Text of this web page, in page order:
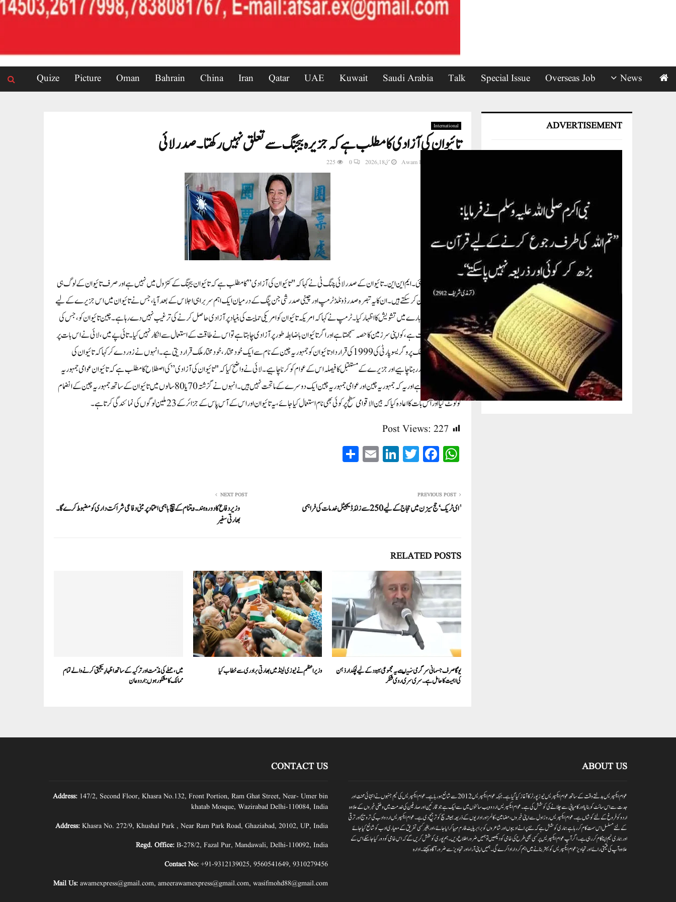
News
Overseas Job
Special Issue
Talk
Saudi Arabia
Kuwait
UAE
Qatar
Iran
China
Bahrain
Oman
Picture
Quize
International
تائیوان کی آزادی کا مطلب ہے کہ جزیرہ بیجنگ سے تعلق نہیں رکھتا۔ صدر لائی
Awam Express News مئی 18, 2026 0
225
تائی پے۔ 18؍ مئی۔ ایم این این۔تائیوان کے صدر لائی چنگ ٹی نے کہا کہ "تائیوان کی آزادی” کا مطلب ہے کہ تائیوان بیجنگ کے کنٹرول میں نہیں ہے اور صرف تائیوان کے لوگ ہی
اپنے مستقبل کا تعین کر سکتے ہیں۔ ان کا یہ تبصرہ صدر ڈونلڈ ٹرمپ اور چینی صدر شی جن پنگ کے درمیان ایک اہم سربراہی اجلاس کے بعد آیا، جس نے تائیوان میں اس جزیرے کے لیے
امریکی حمایت کے بارے میں تشویش کا اظہار کیا۔ ٹرمپ نے کہا کہ امریکہ تائیوان کو امریکی حمایت کی بنیاد پر آزادی حاصل کرنے کی ترغیب نہیں دے رہا ہے۔چین تائیوان کو، جس کی
اپنی جمہوری حکومت ہے، کو اپنی سرزمین کا حصہ سمجھتا ہے اور اگر تائیوان باضابطہ طور پر آزادی چاہتا ہے تو اس نے طاقت کے استعمال سے انکار نہیں کیا۔ تائی پے میں، لائی نے اس بات پر
زور دیا کہ ڈیموکریٹک پروگریسو پارٹی کی 1999 کی قرارداد تائیوان کو جمہوریہ چین کے نام سے ایک خودمختار، خود مختار ملک قرار دیتی ہے۔ انہوں نے زور دے کر کہا کہ تائیوان کی
خودمختاری کو برقرار رہنا چاہیے اور جزیرے کے مستقبل کا فیصلہ اس کے عوام کو کرنا چاہیے۔لائی نے واضح کیا کہ "تائیوان کی آزادی” کی اصطلاح کا مطلب ہے کہ تائیوان عوامی جمہوریہ
چین کا حصہ نہیں ہے اور یہ کہ جمہوریہ چین اور عوامی جمہوریہ چین ایک دوسرے کے ماتحت نہیں ہیں۔ انہوں نے گزشتہ 70 یا 80 سالوں میں تائیوان کے ساتھ جمہوریہ چین کے انضمام
کو نوٹ کیا اور اس بات کا اعادہ کیا کہ بین الاقوامی سطح پر کوئی بھی نام استعمال کیا جائے، یہ تائیوان اور اس کے آس پاس کے جزائر کے 23 ملین لوگوں کی نمائندگی کرتا ہے۔
Post Views: 227
W
ha
A
pp
Fa
ce
ok
T
wi
r
Li
nk
In
E
m
PREVIOUS POST
’ای ٹریک‘ حج سیزن میں حجاج کے لیے 250 سے زائد ڈیجیٹل خدمات کی فراہمی
NEXT POST
وزیر دفاع کا دورہ ہند۔ ویتنام کے بیچ باہمی اعتماد پر مبنی دفاعی شراکت داری کو مضبوط کرے گا۔
بھارتی سفیر
RELATED POSTS
یوگا صرف جسمانی سرگرمی نہیںہے یہ مجموعی بہبود کے لیے لچکدار ذہن
کی اہمیت کا حامل ہے ۔ سری سری روی شنکر
وزیر اعظم نے نیوزی لینڈ میں بھارتی برادری سے خطاب کیا
میں، حملے کی مذّمت اور ترکیہ کے ساتھ اظہارِ یکجہتی کرنے والے تمام
ممالک کا مشکور ہوں: اردوعان
ADVERTISEMENT
ABOUT US
عوام ایکسپریس بدلتے وقت کے ساتھ عوام ایکسپریس نیوز پورٹر کا آغاز کیا گیا ہے۔جبکہ عوام ایکسپریس 2012سے شائع ہورہا ہے۔ عوام ایکسپریس کی ٹیم جنہوں نے انتہائی محنت اور
جدت سے اس سائٹ کو بنایا اور کامیابی سے چلانے کی کوشش کی ہے۔عوام ایکسپریس اردو ویب سائٹوں میں سے ایک ہے جو قارئین اور صارفین کی خدمت میں وطنی خبروں کے علاوہ
اردو کو فروغ کے لئے کوشاں ہے۔عوام ایکسپریس روز اول سے اپنی خبروں ،مضامین ،کالمز اور اداریوں کے ذریعہ ہمیشہ سچ کو ترجیح دی ہے۔عوام ایکسپریس اردو ادب کی ترویج اور ترقی
کے لئے مسلسل اس سمت کام کر رہا ہے ہماری کوشش ہے کہ نئے پرانے ادیبوں اور شاعروں کو برابر پلیٹ فارم مہیا کرایا جائے،اور بغیر کسی تفریق کے معیاری ادب کو شائع کیا جائے
اور ہماری ٹیم اپنا کام کر رہی ہے۔اگر آپ عوام ایکسپریس پر کسی بھی طرح کی خامی کو دیکھیں تو ہمیں ضرور اطلاع دیں۔ہم پوری کوشش کریں گے کہ اس خامی کو دور کیا جاسکے اس کے
علاوہ آپ کی قیمتی رائے اور تجاویز عوام ایکسپریس کو بہتر بنانے میں اہم کردار اداکرے گی۔ہمیں اپنی آراءاور تجاویز سے ضرور آگاہ کیجئے۔ ادارہ
CONTACT US
Address: 147/2, Second Floor, Khasra No.132, Front Portion, Ram Ghat Street, Near- Umer bin
khatab Mosque, Wazirabad Delhi-110084, India
Address: Khasra No. 272/9, Khushal Park , Near Ram Park Road, Ghaziabad, 20102, UP, India
Regd. Office: B-278/2, Fazal Pur, Mandawali, Delhi-110092, India
Contact No: +91-9312139025, 9560541649, 9310279456
Mail Us: awamexpress@gmail.com, ameerawamexpress@gmail.com, wasifmohd88@gmail.com